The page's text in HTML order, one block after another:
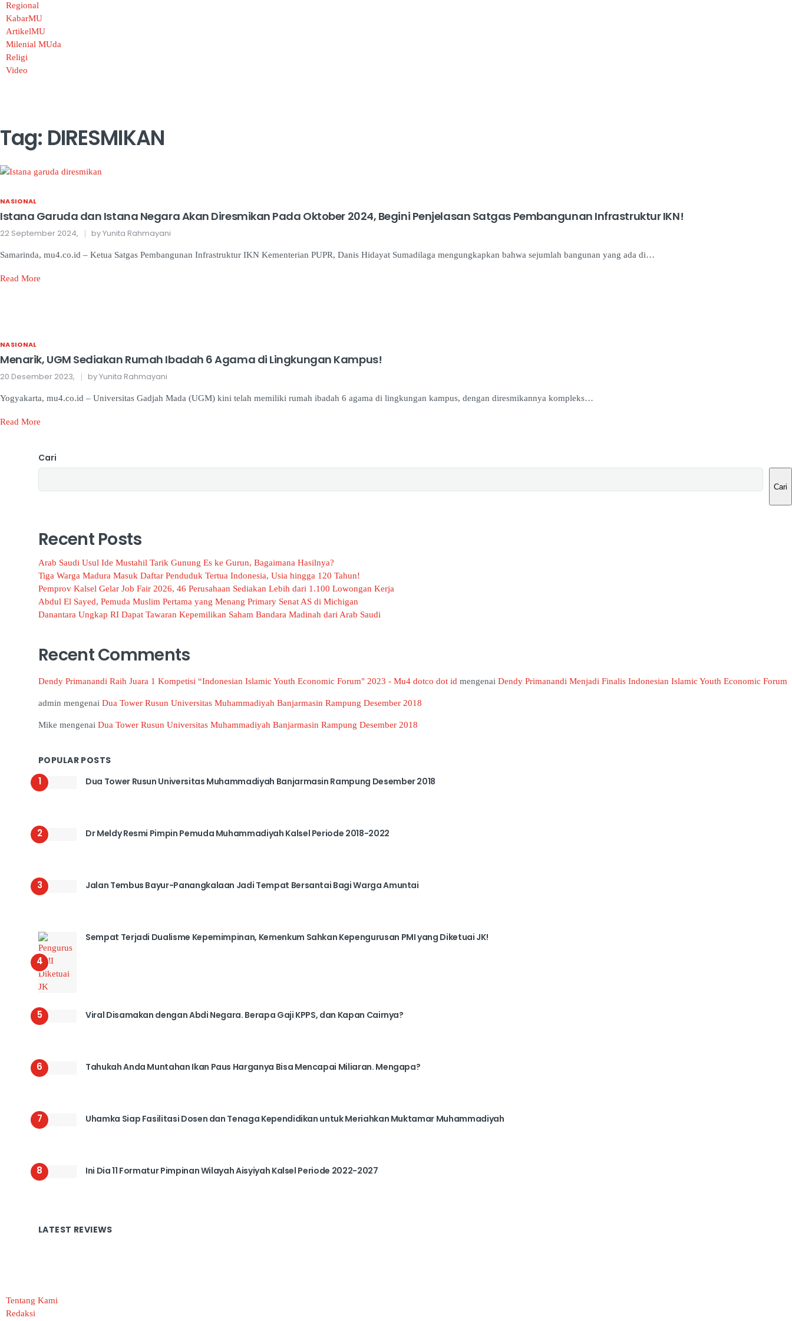
Regional
KabarMU
ArtikelMU
Milenial MUda
Religi
Video
Tag: DIRESMIKAN
NASIONAL
Istana Garuda dan Istana Negara Akan Diresmikan Pada Oktober 2024, Begini Penjelasan Satgas Pembangunan Infrastruktur IKN!
22 September 2024, by Yunita Rahmayani
Samarinda, mu4.co.id – Ketua Satgas Pembangunan Infrastruktur IKN Kementerian PUPR, Danis Hidayat Sumadilaga mengungkapkan bahwa sejumlah bangunan yang ada di…
Read More
NASIONAL
Menarik, UGM Sediakan Rumah Ibadah 6 Agama di Lingkungan Kampus!
20 Desember 2023, by Yunita Rahmayani
Yogyakarta, mu4.co.id – Universitas Gadjah Mada (UGM) kini telah memiliki rumah ibadah 6 agama di lingkungan kampus, dengan diresmikannya kompleks…
Read More
Cari
Cari
Recent Posts
Arab Saudi Usul Ide Mustahil Tarik Gunung Es ke Gurun, Bagaimana Hasilnya?
Tiga Warga Madura Masuk Daftar Penduduk Tertua Indonesia, Usia hingga 120 Tahun!
Pemprov Kalsel Gelar Job Fair 2026, 46 Perusahaan Sediakan Lebih dari 1.100 Lowongan Kerja
Abdul El Sayed, Pemuda Muslim Pertama yang Menang Primary Senat AS di Michigan
Danantara Ungkap RI Dapat Tawaran Kepemilikan Saham Bandara Madinah dari Arab Saudi
Recent Comments
Dendy Primanandi Raih Juara 1 Kompetisi “Indonesian Islamic Youth Economic Forum" 2023 - Mu4 dotco dot id mengenai Dendy Primanandi Menjadi Finalis Indonesian Islamic Youth Economic Forum
admin mengenai Dua Tower Rusun Universitas Muhammadiyah Banjarmasin Rampung Desember 2018
Mike mengenai Dua Tower Rusun Universitas Muhammadiyah Banjarmasin Rampung Desember 2018
POPULAR POSTS
1 Dua Tower Rusun Universitas Muhammadiyah Banjarmasin Rampung Desember 2018
2 Dr Meldy Resmi Pimpin Pemuda Muhammadiyah Kalsel Periode 2018-2022
3 Jalan Tembus Bayur-Panangkalaan Jadi Tempat Bersantai Bagi Warga Amuntai
4
Sempat Terjadi Dualisme Kepemimpinan, Kemenkum Sahkan Kepengurusan PMI yang Diketuai JK!
5 Viral Disamakan dengan Abdi Negara. Berapa Gaji KPPS, dan Kapan Cairnya?
6 Tahukah Anda Muntahan Ikan Paus Harganya Bisa Mencapai Miliaran. Mengapa?
7 Uhamka Siap Fasilitasi Dosen dan Tenaga Kependidikan untuk Meriahkan Muktamar Muhammadiyah
8 Ini Dia 11 Formatur Pimpinan Wilayah Aisyiyah Kalsel Periode 2022-2027
LATEST REVIEWS
Tentang Kami
Redaksi